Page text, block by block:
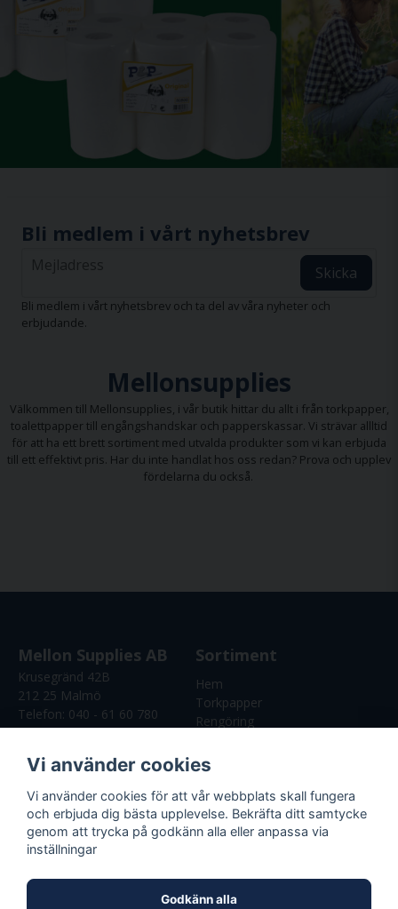
Bli medlem i vårt nyhetsbrev
Skicka
Bli medlem i vårt nyhetsbrev och ta del av våra nyheter och
erbjudande.
Mellonsupplies
Välkommen till Mellonsupplies, i vår butik hittar du allt i från torkpapper,
toalettpapper till engångshandskar och papperskassar. Vi strävar allltid
för att ha ett brett sortiment med utvalda produkter som vi kan erbjuda
till ett effektivt pris. Har du inte handlat hos oss redan? Prova och upplev
fördelarna du också.
Mellon Supplies AB
Krusegränd 42B
212 25 Malmö
Telefon: 040 - 61 60 780
E-Post:
Org: 559107-5246
Sortiment
Hem
Torkpapper
Rengöring
Kundservice
Köpvilkor
Vi använder cookies
Vi använder cookies för att vår webbplats skall fungera
och erbjuda dig bästa upplevelse. Bekräfta ditt samtycke
genom att trycka på godkänn alla eller anpassa via
inställningar
Godkänn alla